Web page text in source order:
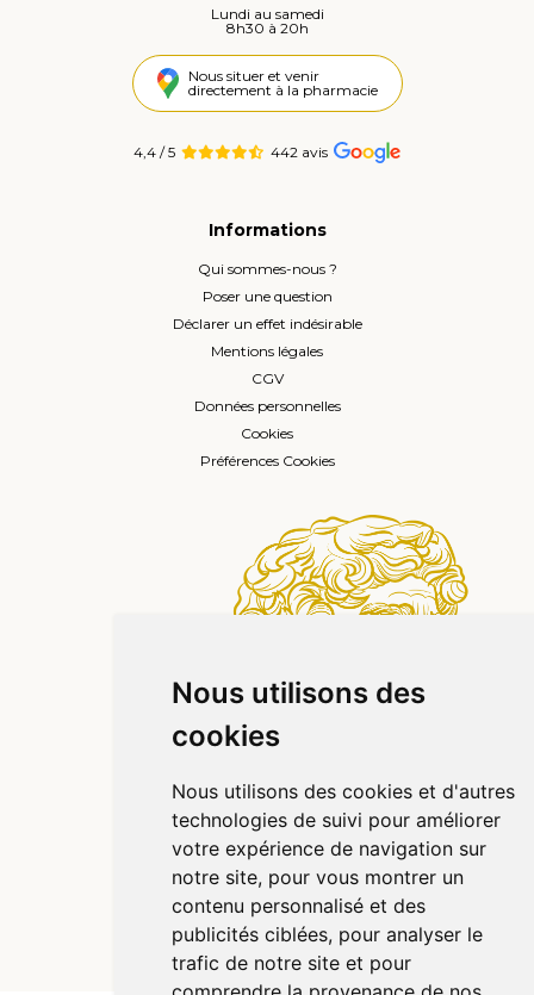
Nous utilisons des
cookies
Nous utilisons des cookies et d'autres
technologies de suivi pour améliorer
votre expérience de navigation sur
notre site, pour vous montrer un
contenu personnalisé et des
publicités ciblées, pour analyser le
trafic de notre site et pour
Lundi au samedi
8h30 à 20h
Nous situer et venir
directement à la pharmacie
4,4 / 5 442 avis
Informations
Qui sommes-nous ?
Poser une question
Déclarer un effet indésirable
Mentions légales
CGV
Données personnelles
Cookies
Préférences Cookies
© 2026 Pharmazen
Tous droits réservés
Votre pharmacie sur Internet avec Apotekisto